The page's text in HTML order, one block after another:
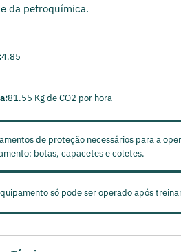
da petroquímica.
4.85
81.55 Kg de CO2 por hora
de proteção necessários para a
botas, capacetes e coletes.
só pode ser operado após